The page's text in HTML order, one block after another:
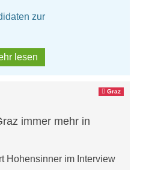
zur
lesen
Graz
immer mehr in
Hohensinner im Interview